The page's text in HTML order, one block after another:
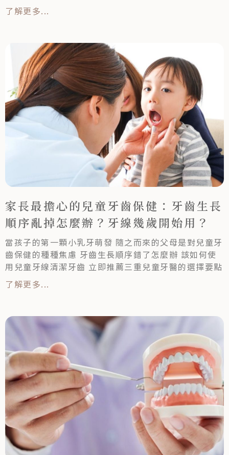
了解更多...
家長最擔心的兒童牙齒保健：牙齒生長
順序亂掉怎麼辦？牙線幾歲開始用？
當孩子的第一顆小乳牙萌發 隨之而來的父母是對兒童牙
齒保健的種種焦慮 牙齒生長順序錯了怎麼辦 該如何使
用兒童牙線清潔牙齒 立即推薦三重兒童牙醫的選擇要點
了解更多...